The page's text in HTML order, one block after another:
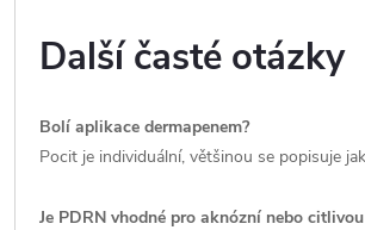
Další časté otázky
Bolí aplikace dermapenem?
Pocit je individuální, většinou se popisuje
Je PDRN vhodné pro aknózní nebo